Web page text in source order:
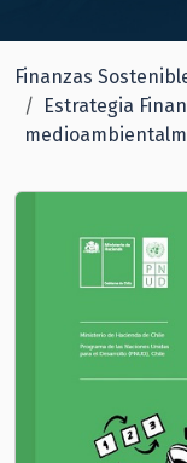
Finanzas
Estrategia